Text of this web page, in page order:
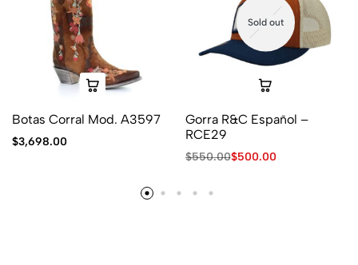
Botas Corral Mod. A3597
$3,698.00
Sold out
Gorra R&C Español –
RCE29
$550.00$500.00